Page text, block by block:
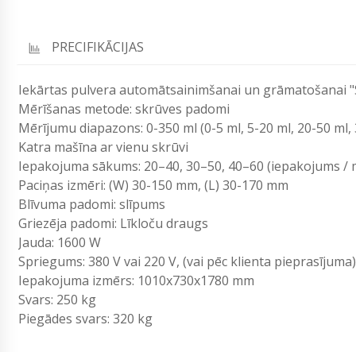
PRECIFIKĀCIJAS
Iekārtas pulvera automātsainimšanai un grāmatošanai
Mērīšanas metode: skrūves padomi
Mērījumu diapazons: 0-350 ml (0-5 ml, 5-20 ml, 20-50 ml,
Katra mašīna ar vienu skrūvi
Iepakojuma sākums: 20–40, 30–50, 40–60 (iepakojums /
Paciņas izmēri: (W) 30-150 mm, (L) 30-170 mm
Blīvuma padomi: slīpums
Griezēja padomi: Līkloču draugs
Jauda: 1600 W
Spriegums: 380 V vai 220 V, (vai pēc klienta pieprasījuma)
Iepakojuma izmērs: 1010x730x1780 mm
Svars: 250 kg
Piegādes svars: 320 kg